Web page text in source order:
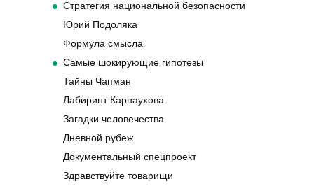
Стратегия национальной безопасности
Юрий Подоляка
Формула смысла
Самые шокирующие гипотезы
Тайны Чапман
Лабиринт Карнаухова
Загадки человечества
Дневной рубеж
Документальный спецпроект
Здравствуйте товарищи